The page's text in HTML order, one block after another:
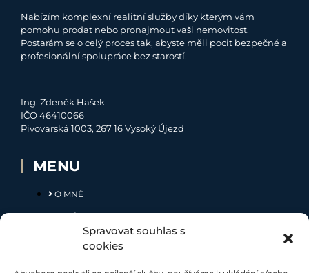
Spravovat souhlas s
cookies
Nabízím komplexní realitní služby díky kterým vám
pomohu prodat nebo pronajmout vaši nemovitost.
Postarám se o celý proces tak, abyste měli pocit bezpečné a
profesionální spolupráce bez starostí.
Ing. Zdeněk Hašek
IČO 46410066
Pivovarská 1003, 267 16 Vysoký Újezd
MENU
O MNĚ
NABÍDKA
MOJE SLUŽBY